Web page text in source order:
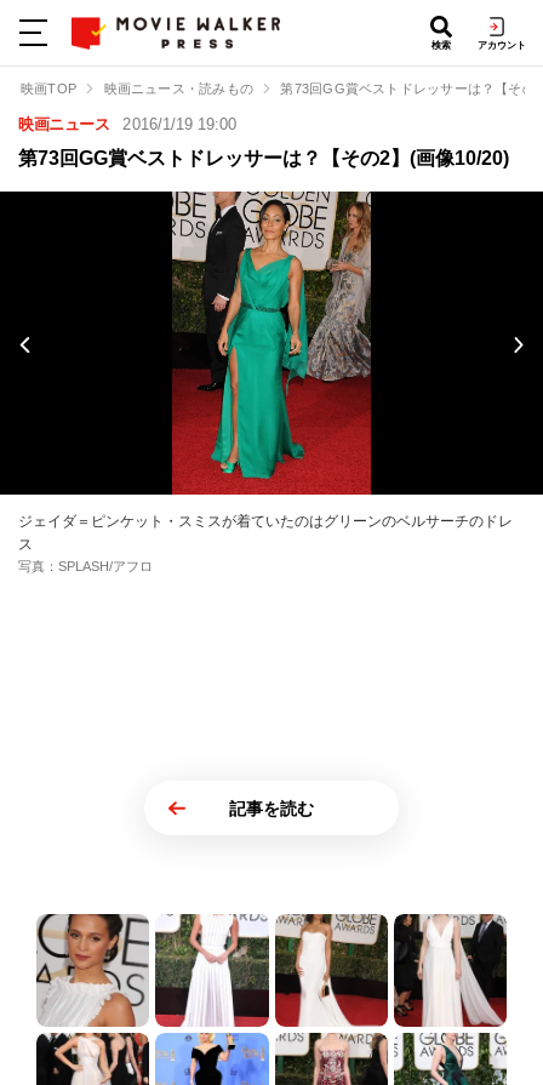
検索 アカウント
映画TOP 映画ニュース・読みもの 第73回GG賞ベストドレッサーは？【その
映画ニュース 2016/1/19 19:00
第73回GG賞ベストドレッサーは？【その2】(画像10/20)
ジェイダ＝ピンケット・スミスが着ていたのはグリーンのベルサーチのドレ
ス
写真：SPLASH/アフロ
記事を読む